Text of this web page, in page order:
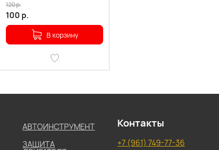
100 р.
120р.
В корзину
АВТОИНСТРУМЕНТ
ЗАЩИТА
Контакты
+7 (961) 749-77-36